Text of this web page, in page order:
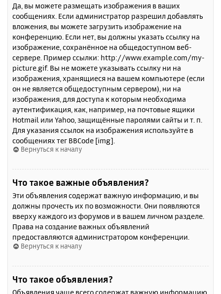
Да, вы можете размещать изображения в ваших
сообщениях. Если администратор разрешил добавлять
вложения, вы можете загрузить изображение на
конференцию. Если нет, вы должны указать ссылку на
изображение, сохранённое на общедоступном веб-
сервере. Пример ссылки: http://www.example.com/my-
picture.gif. Вы не можете указывать ссылку ни на
изображения, хранящиеся на вашем компьютере (если
он не является общедоступным сервером), ни на
изображения, для доступа к которым необходима
аутентификация, как, например, на почтовые ящики
Hotmail или Yahoo, защищённые паролями сайты и т. п.
Для указания ссылок на изображения используйте в
сообщениях тег BBCode [img].
Вернуться к началу
Что такое важные объявления?
Эти объявления содержат важную информацию, и вы
должны прочесть их по возможности. Они появляются
вверху каждого из форумов и в вашем личном разделе.
Права на создание важных объявлений
предоставляются администратором конференции.
Вернуться к началу
Что такое объявления?
Объявления чаще всего содержат важную информацию